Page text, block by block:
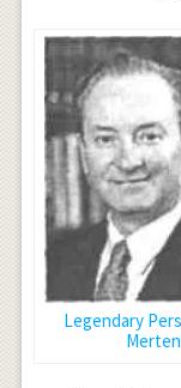
Legendary